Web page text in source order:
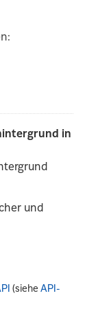
in
und
(sieheAPI-